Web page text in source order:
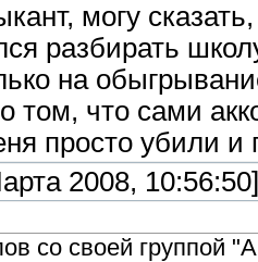
могу
разбирать
на
том, что сами
просто убили
2008, 10:56:50]
со своей группой